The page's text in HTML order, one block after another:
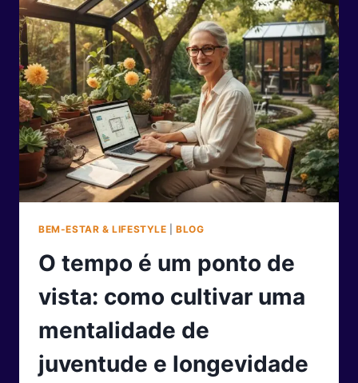
TRAJETÓRIA
DA
PLATAFORMA
QUE
REVOLUCIONOU
O
CONSUMO
DE
MÚSICA
BEM-ESTAR & LIFESTYLE |BLOG
O tempo é um ponto de
vista: como cultivar uma
mentalidade de
juventude e longevidade